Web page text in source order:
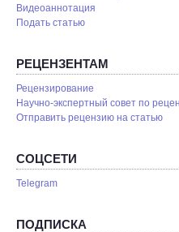
Видеоаннотация
Подать статью
РЕЦЕНЗЕНТАМ
Рецензирование
Научно-экспертный совет по
Отправить рецензию на статью
СОЦСЕТИ
Telegram
ПОДПИСКА